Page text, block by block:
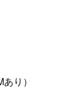
り）